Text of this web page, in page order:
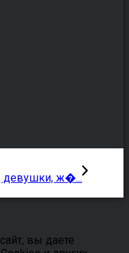
девушки, ж�...
вы даете